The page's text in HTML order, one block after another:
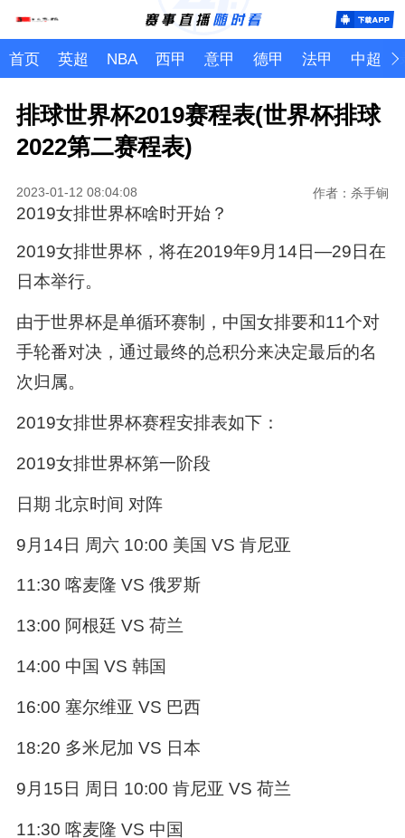
首页 英超 NBA 西甲 意甲 德甲 法甲 中超
排球世界杯2019赛程表(世界杯排球
2022第二赛程表)
2023-01-12 08:04:08 作者：杀手锏
2019女排世界杯啥时开始？
2019女排世界杯，将在2019年9月14日—29日在
日本举行。
由于世界杯是单循环赛制，中国女排要和11个对
手轮番对决，通过最终的总积分来决定最后的名
次归属。
2019女排世界杯赛程安排表如下：
2019女排世界杯第一阶段
日期 北京时间 对阵
9月14日 周六 10:00 美国 VS 肯尼亚
11:30 喀麦隆 VS 俄罗斯
13:00 阿根廷 VS 荷兰
14:00 中国 VS 韩国
16:00 塞尔维亚 VS 巴西
18:20 多米尼加 VS 日本
9月15日 周日 10:00 肯尼亚 VS 荷兰
11:30 喀麦隆 VS 中国